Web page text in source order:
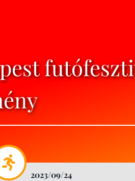
2023/09/24